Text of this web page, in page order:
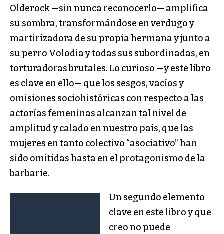
Olderock —sin nunca reconocerlo— amplifica
su sombra, transformándose en verdugo y
martirizadora de su propia hermana y junto a
su perro Volodia y todas sus subordinadas, en
torturadoras brutales. Lo curioso —y este libro
es clave en ello— que los sesgos, vacíos y
omisiones sociohistóricas con respecto a las
actorías femeninas alcanzan tal nivel de
amplitud y calado en nuestro país, que las
mujeres en tanto colectivo “asociativo” han
sido omitidas hasta en el protagonismo de la
barbarie.
Un segundo elemento
clave en este libro y que
creo no puede